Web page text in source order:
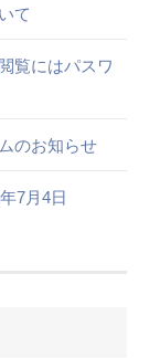
て
覧にはパスワ
のお知らせ
7月4日